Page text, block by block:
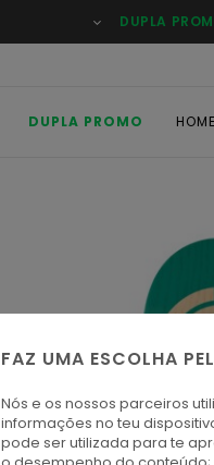
DUPLA
DUPLA PROMO
FAZ UMA ESCOLHA
Nós e os nossos parceiros
informações no teu
pode ser utilizada para te